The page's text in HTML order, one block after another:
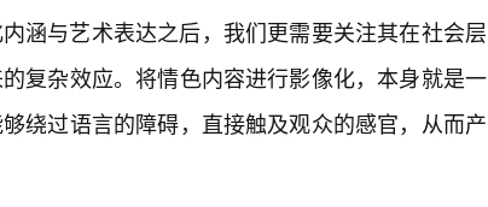
涵与艺术表达之后，我们更需要关注其在社会层
复杂效应。将情色内容进行影像化，本身就是一
绕过语言的障碍，直接触及观众的感官，从而产